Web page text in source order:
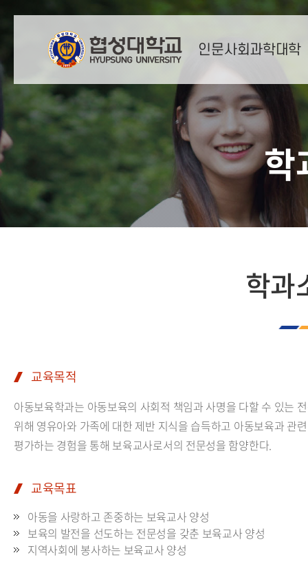
인문사회과학대학
학
학과
교육목적
아동보육학과는 아동보육의 사회적 책임과 사명을 다할 수 있는
위해 영유아와 가족에 대한 제반 지식을 습득하고 아동보육과 관
평가하는 경험을 통해 보육교사로서의 전문성을 함양한다.
교육목표
아동을 사랑하고 존중하는 보육교사 양성
보육의 발전을 선도하는 전문성을 갖춘 보육교사 양성
지역사회에 봉사하는 보육교사 양성